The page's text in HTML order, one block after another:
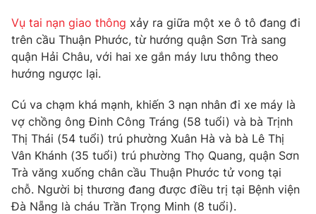
Câu chuyện quốc tế
Tài chính
Thị trường
Góc doanh nghiệp
Dữ liệu và đời sống
Truyền hình
Phim VTV
Hậu trường
Nhân vật
Khán giả
Giải trí
Điện ảnh
Âm nhạc
Sao
Đời sống
Du lịch
Giáo dục
Vụ tai nạn giao thông xảy ra giữa một xe ô tô đang đi
trên cầu Thuận Phước, từ hướng quận Sơn Trà sang
quận Hải Châu, với hai xe gắn máy lưu thông theo
hướng ngược lại.
Cú va chạm khá mạnh, khiến 3 nạn nhân đi xe máy là
vợ chồng ông Đinh Công Tráng (58 tuổi) và bà Trịnh
Thị Thái (54 tuổi) trú phường Xuân Hà và bà Lê Thị
Vân Khánh (35 tuổi) trú phường Thọ Quang, quận Sơn
Trà văng xuống chân cầu Thuận Phước tử vong tại
chỗ. Người bị thương đang được điều trị tại Bệnh viện
Đà Nẵng là cháu Trần Trọng Minh (8 tuổi).